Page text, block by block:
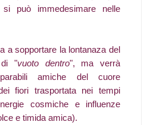
può immedesimare nelle
a sopportare la lontanaza del
di "vuoto dentro", ma verrà
amiche del cuore
fiori trasportata nei tempi
cosmiche e influenze
e timida amica).